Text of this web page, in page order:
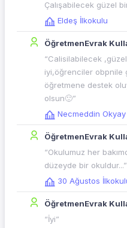
Çalışabilecek güzel
Eldeş İlkokulu
ÖğretmenEvrak
“Calisilabilecek
iyi,öğrenciler obpnile
öğretmene destek
olsun🙂”
Necmeddin
ÖğretmenEvrak
“Okulumuz her
düzeyde bir okuldur...”
30 Ağustos
ÖğretmenEvrak
“İyi”